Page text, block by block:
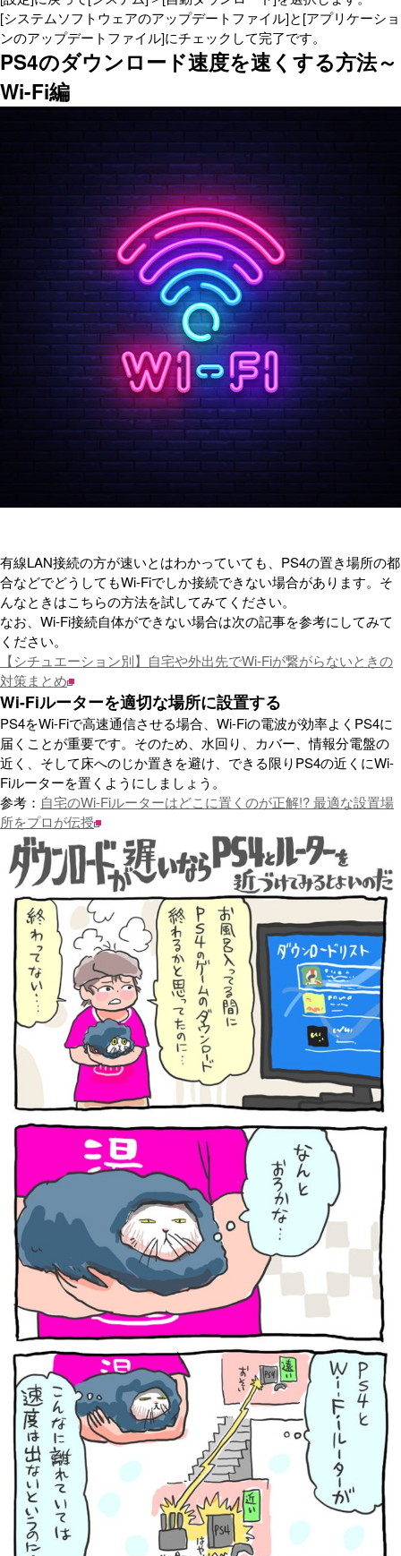
[システムソフトウェアのアップデートファイル]と[アプリケーショ
ンのアップデートファイル]にチェックして完了です。
PS4のダウンロード速度を速くする方法～
Wi-Fi編
有線LAN接続の方が速いとはわかっていても、PS4の置き場所の都
合などでどうしてもWi-Fiでしか接続できない場合があります。そ
んなときはこちらの方法を試してみてください。
なお、Wi-Fi接続自体ができない場合は次の記事を参考にしてみて
ください。
【シチュエーション別】自宅や外出先でWi-Fiが繋がらないときの
対策まとめ
Wi-Fiルーターを適切な場所に設置する
PS4をWi-Fiで高速通信させる場合、Wi-Fiの電波が効率よくPS4に
届くことが重要です。そのため、水回り、カバー、情報分電盤の
近く、そして床へのじか置きを避け、できる限りPS4の近くにWi-
Fiルーターを置くようにしましょう。
参考： 自宅のWi-Fiルーターはどこに置くのが正解!? 最適な設置場
所をプロが伝授